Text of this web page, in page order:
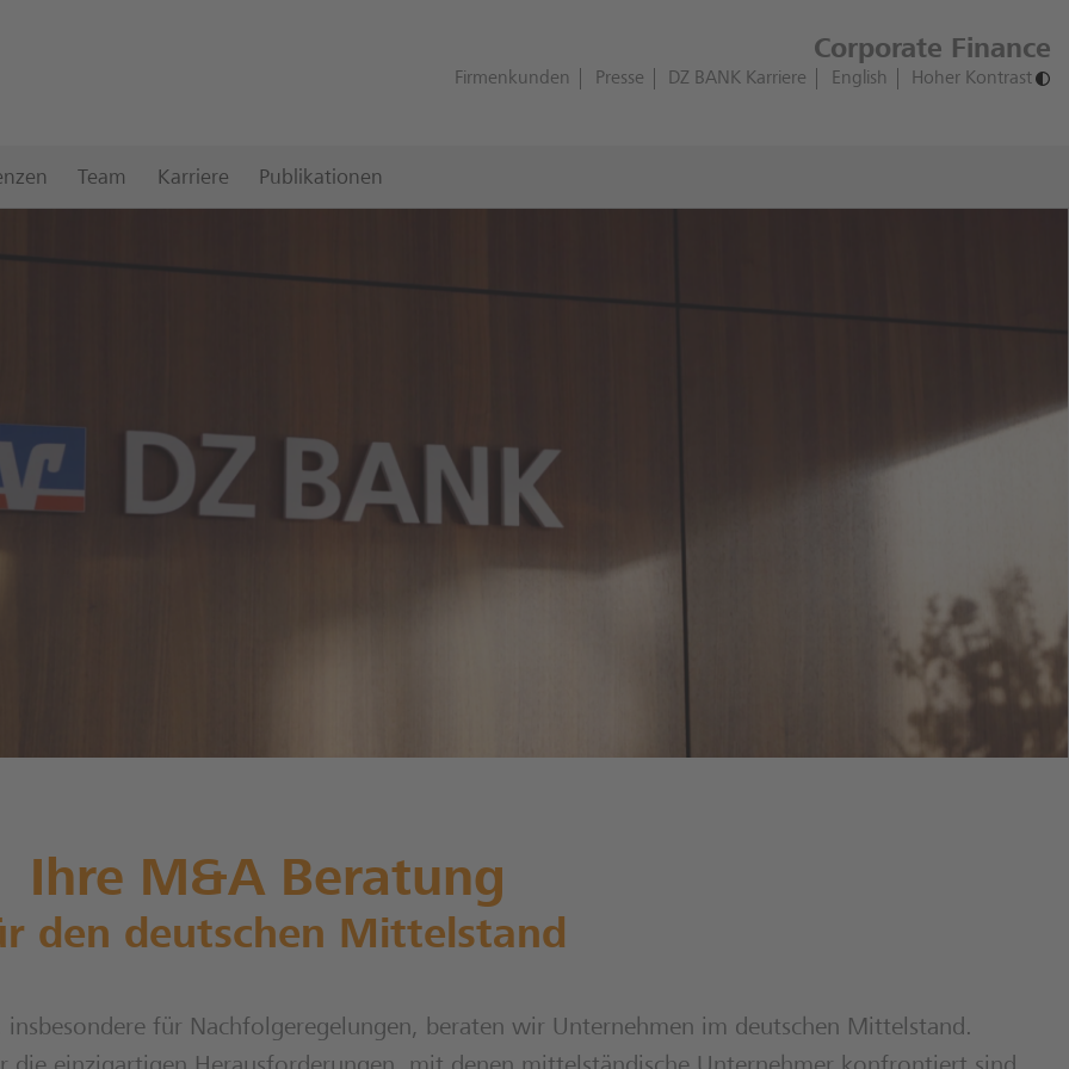
Corporate Finance
Firmenkunden Presse DZ BANK Karriere English Hoher Kontrast
Team Karriere Publikationen
Ihre M&A Beratung
den deutschen Mittelstand
für Nachfolgeregelungen, beraten wir Unternehmen im deutschen Mittelstand.